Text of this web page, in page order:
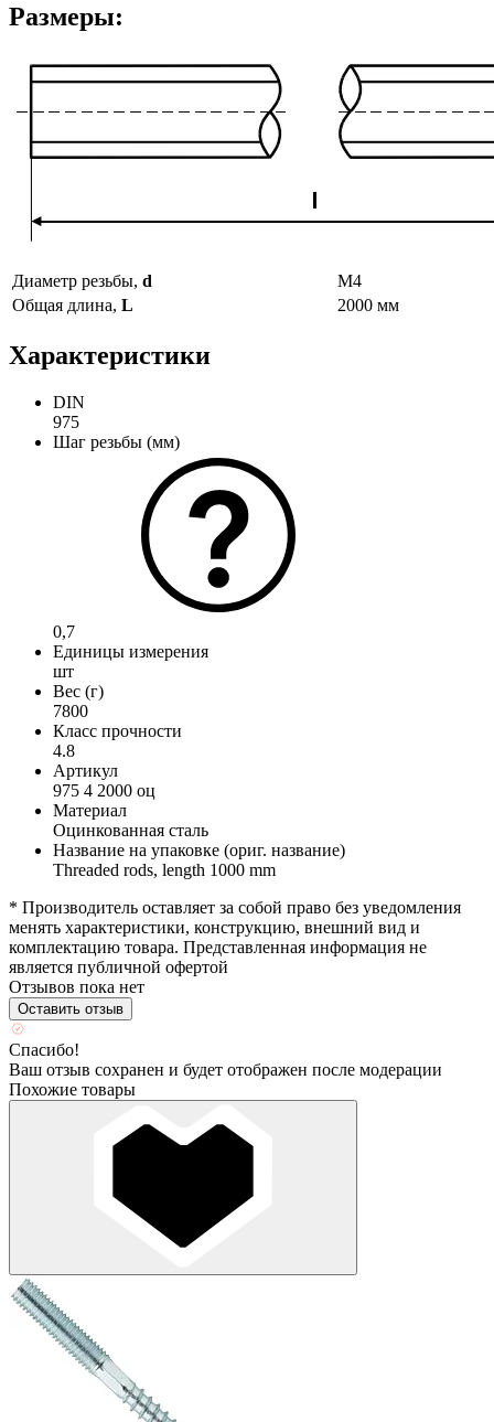
Размеры:
Диаметр резьбы, d
М4
Общая длина, L 2000 мм
Характеристики
DIN
975
Шаг резьбы (мм)
0,7
Единицы измерения
шт
Вес (г)
7800
Класс прочности
4.8
Артикул
975 4 2000 оц
Материал
Оцинкованная сталь
Название на упаковке (ориг. название)
Threaded rods, length 1000 mm
* Производитель оставляет за собой право без уведомления
менять характеристики, конструкцию, внешний вид и
комплектацию товара. Представленная информация не
является публичной офертой
Отзывов пока нет
Оставить отзыв
Спасибо!
Ваш отзыв сохранен и будет отображен после модерации
Похожие товары